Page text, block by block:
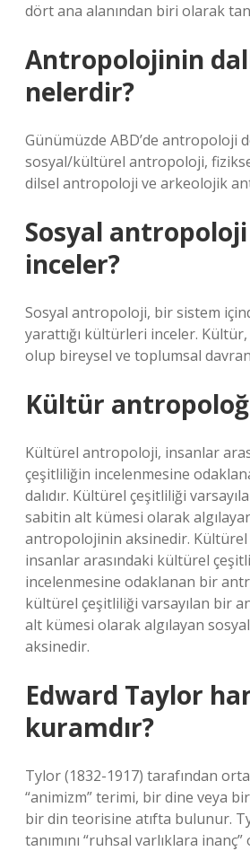
dört ana alanından biri olarak
Antropolojinin
nelerdir?
Günümüzde ABD’de antropoloji
sosyal/kültürel antropoloji,
dilsel antropoloji ve arkeolojik
Sosyal
inceler?
Sosyal antropoloji, bir sistem
yarattığı kültürleri inceler.
olup bireysel ve toplumsal
Kültür
Kültürel antropoloji, insanlar
çeşitliliğin incelenmesine
dalıdır. Kültürel çeşitliliği
sabitin alt kümesi olarak
antropolojinin aksinedir.
insanlar arasındaki kültürel
incelenmesine odaklanan bir
kültürel çeşitliliği varsayılan bir
alt kümesi olarak algılayan
aksinedir.
Edward Taylor
kuramdır?
Tylor (1832-1917) tarafından
“animizm” terimi, bir dine veya
bir din teorisine atıfta bulunur.
tanımını “ruhsal varlıklara